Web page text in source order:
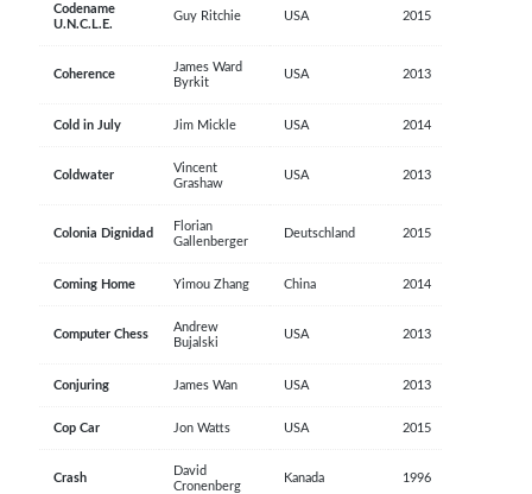
Codename
U.N.C.L.E.
Guy Ritchie USA 2015
Coherence
James Ward
Byrkit
USA 2013
Cold in July Jim Mickle USA 2014
Coldwater
Vincent
Grashaw
USA 2013
Colonia Dignidad
Florian
Gallenberger
Deutschland 2015
Coming Home Yimou Zhang China 2014
Computer Chess
Andrew
Bujalski
USA 2013
Conjuring James Wan USA 2013
Cop Car Jon Watts USA 2015
Crash
David
Cronenberg
Kanada 1996